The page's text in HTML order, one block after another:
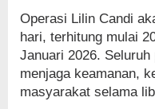
Operasi Lilin Candi
hari, terhitung mulai
Januari 2026.
menjaga keamanan,
masyarakat selama